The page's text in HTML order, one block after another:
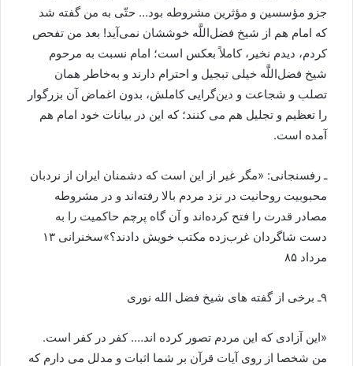
جزو مؤسسین و مؤثرین مشروطه بود… حتّی به من گفته شد
که امام هم از شیخ فضل‌اللَّه خوششان نمی‌آید! بعد من تفحص
کردم، دیدم نخیر، کاملاً بعکس است؛ امام نسبت به مرحوم
شیخ فضل‌اللَّه خیلی تبجیل و احترام دارند و به‌خاطر همان
تصلب و شجاعت و دین‌گرایی کاملش، بدون اغماض آن بزرگوار
را تعظیم و تجلیل هم می کنند؛ که این در بیانات خود امام هم
آمده است.
ـ رفسنجانی: «مگر غیر از این است که دشمنان ایران از نردبان
محبوبیت روحانیت در نزد مردم بالا رفته‌اند و در مشروطه
مصادر قدرت را فتح کرده‌اند و آن گاه پرچم حاکمیت را به
دست شاگردان غرب‌زده مکتب خویش دادند؟»سخنرانی ۱۳
مرداد ۸۵
۹ـ برخی از گفته های شیخ فضل الله نوری
«این آزادی که این مردم تصور کرده اند…. کفر در کفر است.
من شخصا از روی آیات قرآن بر شما اثبات و مدلل می دارم که